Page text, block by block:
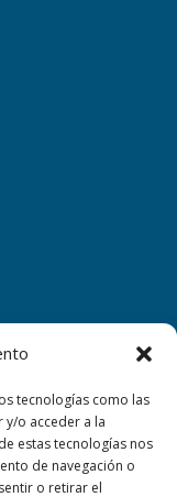
tecnologías como las
y/o acceder a la
estas tecnologías nos
de navegación o
o retirar el